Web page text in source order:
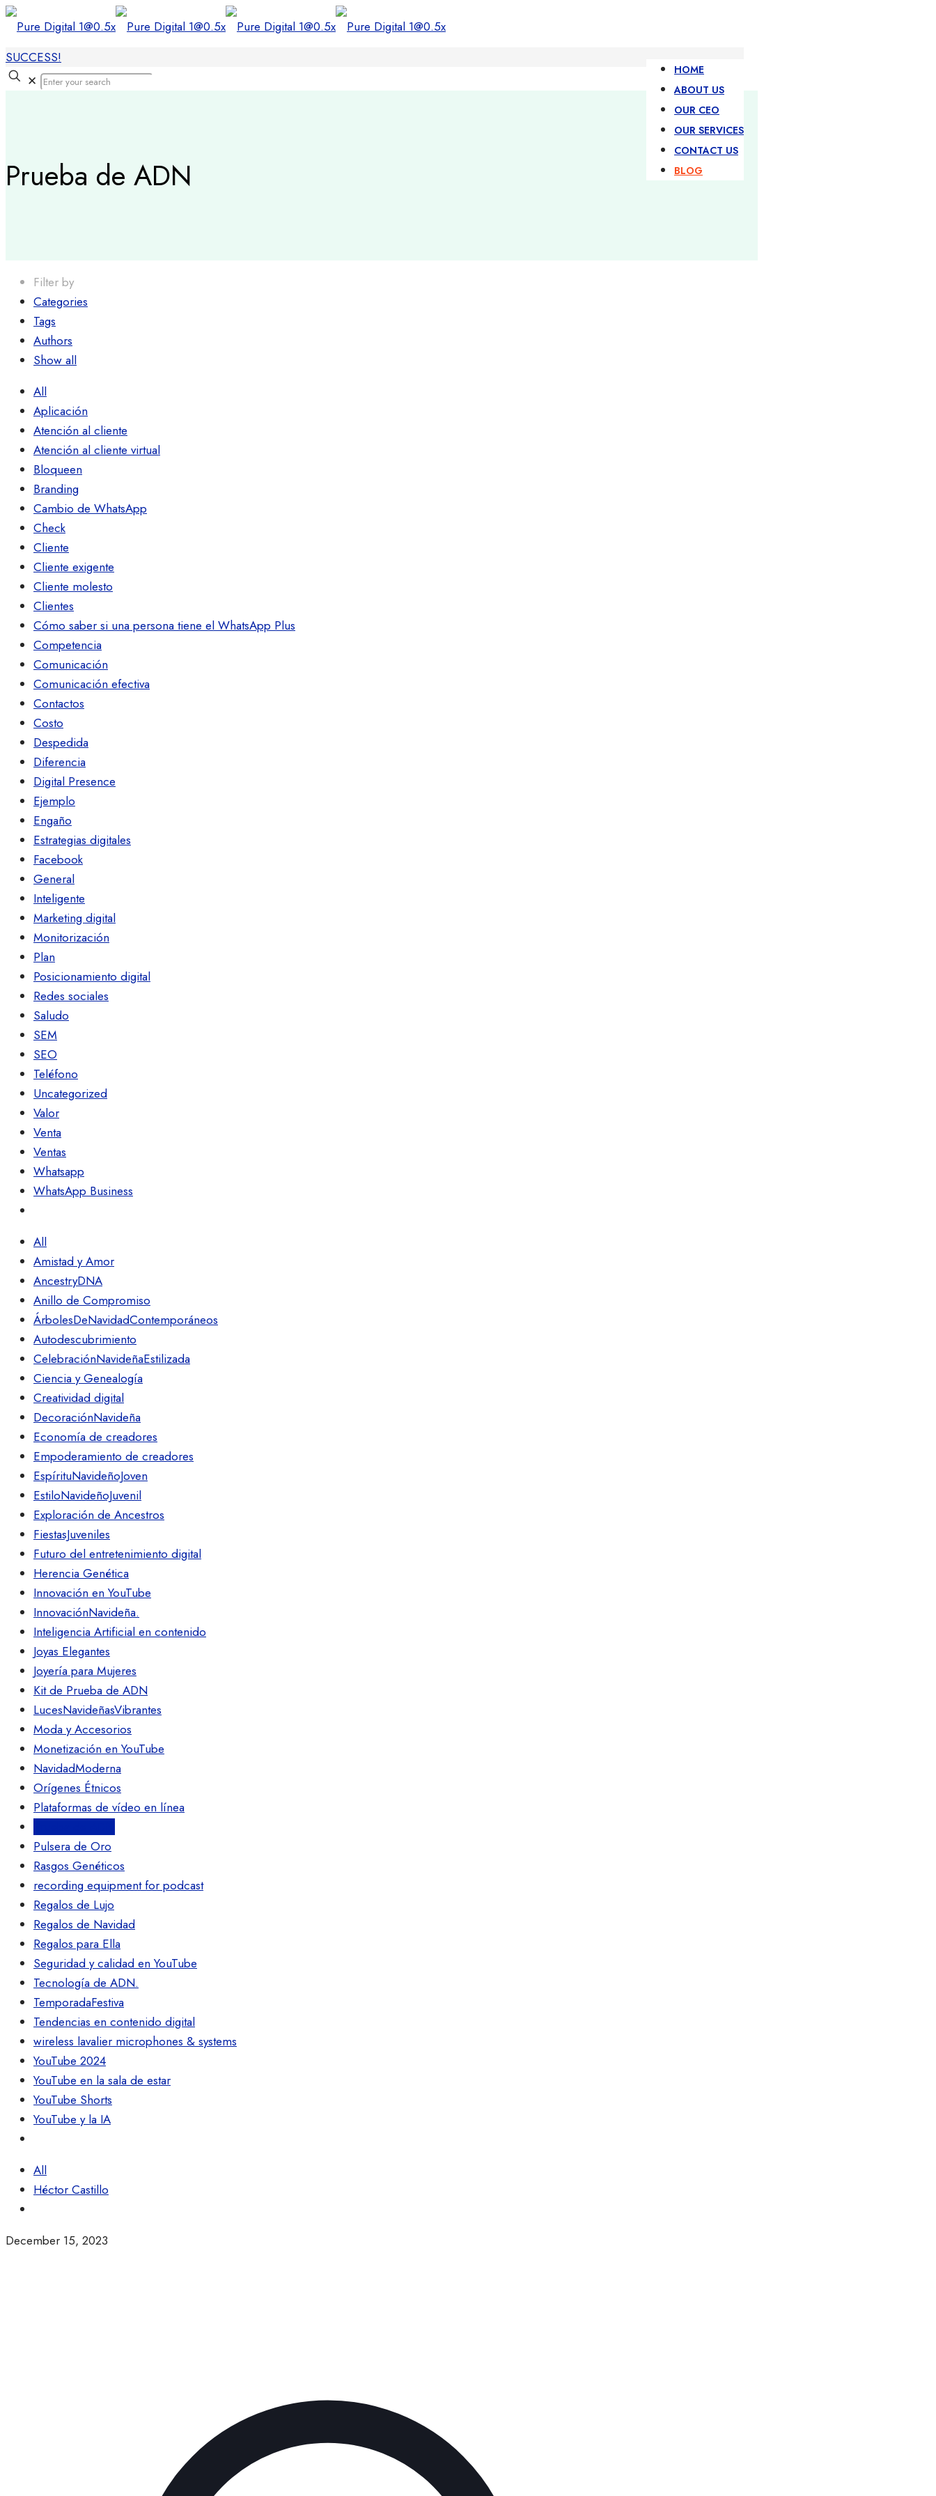
HOME
ABOUT US
OUR CEO
OUR SERVICES
CONTACT US
BLOG
SUCCESS!
✕
Prueba de ADN
Filter by
Categories
Tags
Authors
Show all
All
Aplicación
Atención al cliente
Atención al cliente virtual
Bloqueen
Branding
Cambio de WhatsApp
Check
Cliente
Cliente exigente
Cliente molesto
Clientes
Cómo saber si una persona tiene el WhatsApp Plus
Competencia
Comunicación
Comunicación efectiva
Contactos
Costo
Despedida
Diferencia
Digital Presence
Ejemplo
Engaño
Estrategias digitales
Facebook
General
Inteligente
Marketing digital
Monitorización
Plan
Posicionamiento digital
Redes sociales
Saludo
SEM
SEO
Teléfono
Uncategorized
Valor
Venta
Ventas
Whatsapp
WhatsApp Business
All
Amistad y Amor
AncestryDNA
Anillo de Compromiso
ÁrbolesDeNavidadContemporáneos
Autodescubrimiento
CelebraciónNavideñaEstilizada
Ciencia y Genealogía
Creatividad digital
DecoraciónNavideña
Economía de creadores
Empoderamiento de creadores
EspírituNavideñoJoven
EstiloNavideñoJuvenil
Exploración de Ancestros
FiestasJuveniles
Futuro del entretenimiento digital
Herencia Genética
Innovación en YouTube
InnovaciónNavideña.
Inteligencia Artificial en contenido
Joyas Elegantes
Joyería para Mujeres
Kit de Prueba de ADN
LucesNavideñasVibrantes
Moda y Accesorios
Monetización en YouTube
NavidadModerna
Orígenes Étnicos
Plataformas de vídeo en línea
Pulsera de Oro
Rasgos Genéticos
recording equipment for podcast
Regalos de Lujo
Regalos de Navidad
Regalos para Ella
Seguridad y calidad en YouTube
Tecnología de ADN.
TemporadaFestiva
Tendencias en contenido digital
wireless lavalier microphones & systems
YouTube 2024
YouTube en la sala de estar
YouTube Shorts
YouTube y la IA
All
Héctor Castillo
December 15, 2023